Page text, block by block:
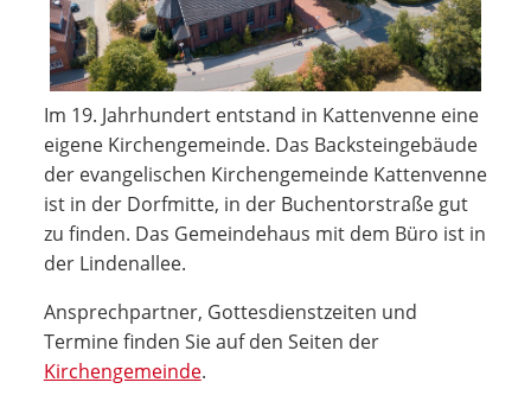
Im 19. Jahrhundert entstand in Kattenvenne eine
eigene Kirchengemeinde. Das Backsteingebäude
der evangelischen Kirchengemeinde Kattenvenne
ist in der Dorfmitte, in der Buchentorstraße gut
zu finden. Das Gemeindehaus mit dem Büro ist in
der Lindenallee.
Ansprechpartner, Gottesdienstzeiten und
Termine finden Sie auf den Seiten der
Kirchengemeinde.